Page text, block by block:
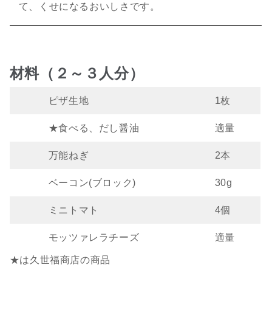
て、くせになるおいしさです。
材料（２～３人分）
ピザ生地 1枚
★食べる、だし醤油 適量
万能ねぎ 2本
ベーコン(ブロック) 30g
ミニトマト 4個
モッツァレラチーズ 適量
★は久世福商店の商品